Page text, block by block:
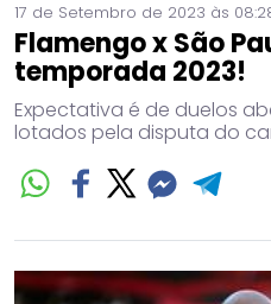
17 de Setembro de 2023 às
Flamengo x São
temporada 2023!
Expectativa é de duelos
lotados pela disputa do